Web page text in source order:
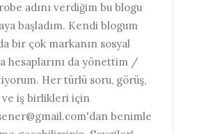
adını verdiğim bu blogu
başladım. Kendi blogum
bir çok markanın sosyal
hesaplarını da yönettim /
Her türlü soru, görüş,
iş birlikleri için
benimle